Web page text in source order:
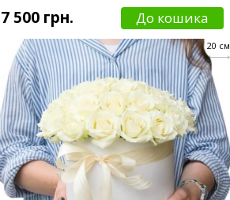
7 500 грн. До кошика
20 см